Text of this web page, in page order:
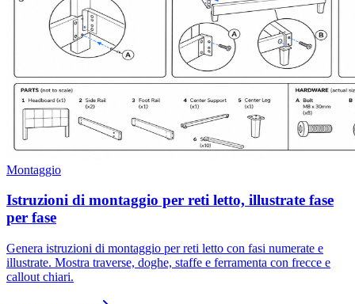
Montaggio
Istruzioni di montaggio per reti letto, illustrate fase
per fase
Genera istruzioni di montaggio per reti letto con fasi numerate e
illustrate. Mostra traverse, doghe, staffe e ferramenta con frecce e
callout chiari.